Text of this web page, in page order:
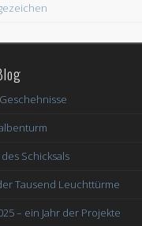
Schicksals
Tausend Leuchttürme
– ein Jahr der Projekte